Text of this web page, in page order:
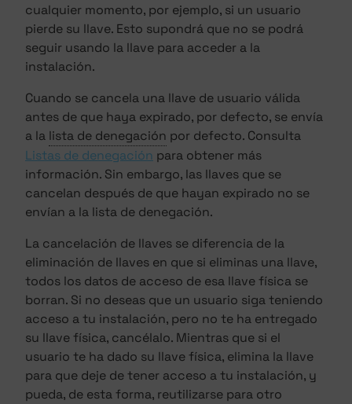
cualquier momento, por ejemplo, si un usuario
pierde su llave. Esto supondrá que no se podrá
seguir usando la llave para acceder a la
instalación.
Cuando se cancela una llave de usuario válida
antes de que haya expirado, por defecto, se envía
a la lista de denegación por defecto. Consulta
Listas de denegación para obtener más
información. Sin embargo, las llaves que se
cancelan después de que hayan expirado no se
envían a la lista de denegación.
La cancelación de llaves se diferencia de la
eliminación de llaves en que si eliminas una llave,
todos los datos de acceso de esa llave física se
borran. Si no deseas que un usuario siga teniendo
acceso a tu instalación, pero no te ha entregado
su llave física, cancélalo. Mientras que si el
usuario te ha dado su llave física, elimina la llave
para que deje de tener acceso a tu instalación, y
pueda, de esta forma, reutilizarse para otro